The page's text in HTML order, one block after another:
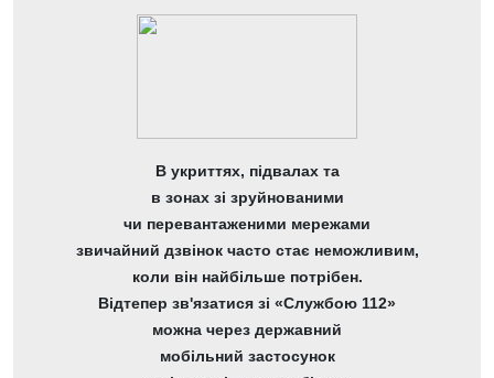
В укриттях, підвалах та
в зонах зі зруйнованими
чи перевантаженими мережами
звичайний дзвінок часто стає неможливим,
коли він найбільше потрібен.
Відтепер зв'язатися зі «Службою 112»
можна через державний
мобільний застосунок